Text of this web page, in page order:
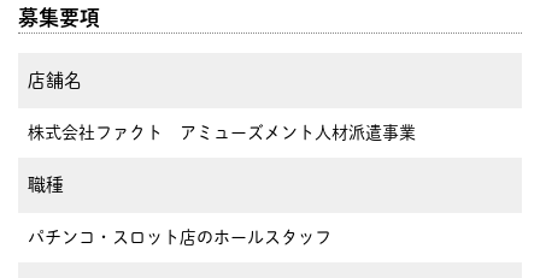
募集要項
店舗名
株式会社ファクト アミューズメント人材派遣事業
職種
パチンコ・スロット店のホールスタッフ